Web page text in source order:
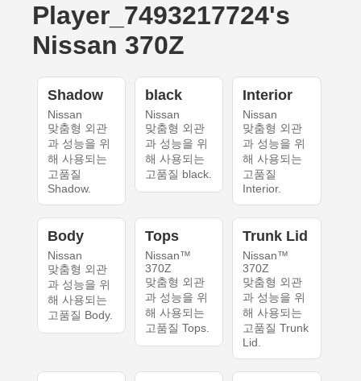
Player_7493217724's
Nissan 370Z
Shadow
Nissan
맞춤형 외관
과 성능을 위
해 사용되는
고품질
Shadow.
black
Nissan
맞춤형 외관
과 성능을 위
해 사용되는
고품질 black.
Interior
Nissan
맞춤형 외관
과 성능을 위
해 사용되는
고품질
Interior.
Body
Nissan
맞춤형 외관
과 성능을 위
해 사용되는
고품질 Body.
Tops
Nissan™
370Z
맞춤형 외관
과 성능을 위
해 사용되는
고품질 Tops.
Trunk Lid
Nissan™
370Z
맞춤형 외관
과 성능을 위
해 사용되는
고품질 Trunk
Lid.